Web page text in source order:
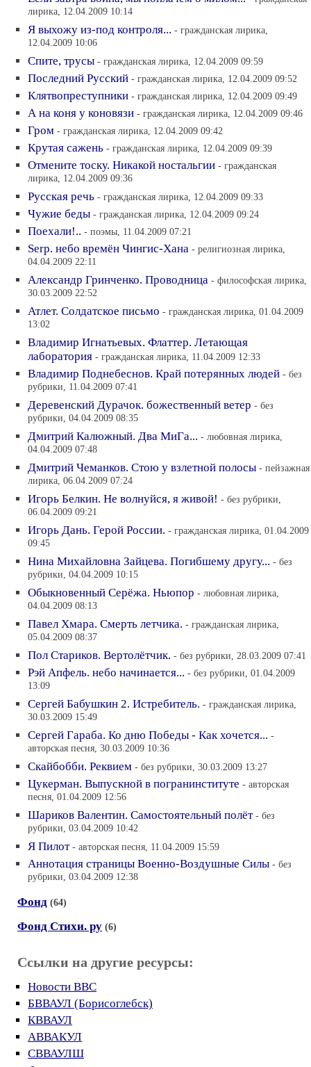
лирика, 12.04.2009 10:14
Я выхожу из-под контроля... - гражданская лирика,
12.04.2009 10:06
Спите, трусы - гражданская лирика, 12.04.2009 09:59
Последний Русский - гражданская лирика, 12.04.2009 09:52
Клятвопреступники - гражданская лирика, 12.04.2009 09:49
А на коня у коновязи - гражданская лирика, 12.04.2009 09:46
Гром - гражданская лирика, 12.04.2009 09:42
Крутая сажень - гражданская лирика, 12.04.2009 09:39
Отмените тоску. Никакой ностальгии - гражданская
лирика, 12.04.2009 09:36
Русская речь - гражданская лирика, 12.04.2009 09:33
Чужие беды - гражданская лирика, 12.04.2009 09:24
Поехали!.. - поэмы, 11.04.2009 07:21
Serp. небо времён Чингис-Хана - религиозная лирика,
04.04.2009 22:11
Александр Гринченко. Проводница - философская лирика,
30.03.2009 22:52
Атлет. Солдатское письмо - гражданская лирика, 01.04.2009
13:02
Владимир Игнатьевых. Флаттер. Летающая
лаборатория - гражданская лирика, 11.04.2009 12:33
Владимир Поднебеснов. Край потерянных людей - без
рубрики, 11.04.2009 07:41
Деревенский Дурачок. божественный ветер - без
рубрики, 04.04.2009 08:35
Дмитрий Калюжный. Два МиГа... - любовная лирика,
04.04.2009 07:48
Дмитрий Чеманков. Стою у взлетной полосы - пейзажная
лирика, 06.04.2009 07:24
Игорь Белкин. Не волнуйся, я живой! - без рубрики,
06.04.2009 09:21
Игорь Дань. Герой России. - гражданская лирика, 01.04.2009
09:45
Нина Михайловна Зайцева. Погибшему другу... - без
рубрики, 04.04.2009 10:15
Обыкновенный Серёжа. Ньюпор - любовная лирика,
04.04.2009 08:13
Павел Хмара. Смерть летчика. - гражданская лирика,
05.04.2009 08:37
Пол Стариков. Вертолётчик. - без рубрики, 28.03.2009 07:41
Рэй Апфель. небо начинается... - без рубрики, 01.04.2009
13:09
Сергей Бабушкин 2. Истребитель. - гражданская лирика,
30.03.2009 15:49
Сергей Гараба. Ко дню Победы - Как хочется... -
авторская песня, 30.03.2009 10:36
Скайбобби. Реквием - без рубрики, 30.03.2009 13:27
Цукерман. Выпускной в погранинституте - авторская
песня, 01.04.2009 12:56
Шариков Валентин. Самостоятельный полёт - без
рубрики, 03.04.2009 10:42
Я Пилот - авторская песня, 11.04.2009 15:59
Аннотация страницы Военно-Воздушные Силы - без
рубрики, 03.04.2009 12:38
Фонд (64)
Фонд Стихи. ру (6)
Ссылки на другие ресурсы:
Новости ВВС
БВВАУЛ (Борисоглебск)
КВВАУЛ
АВВАКУЛ
СВВАУЛШ